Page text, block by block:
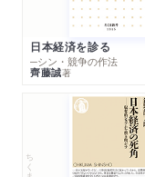
日本経済を診る
─シン・競争の作法
齊藤誠著
ちくま新書